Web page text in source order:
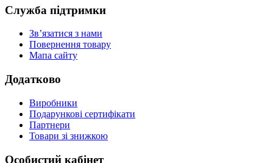
Служба підтримки
Зв’язатися з нами
Повернення товару
Мапа сайту
Додатково
Виробники
Подарункові сертифікати
Партнери
Товари зі знижкою
Особистий кабінет